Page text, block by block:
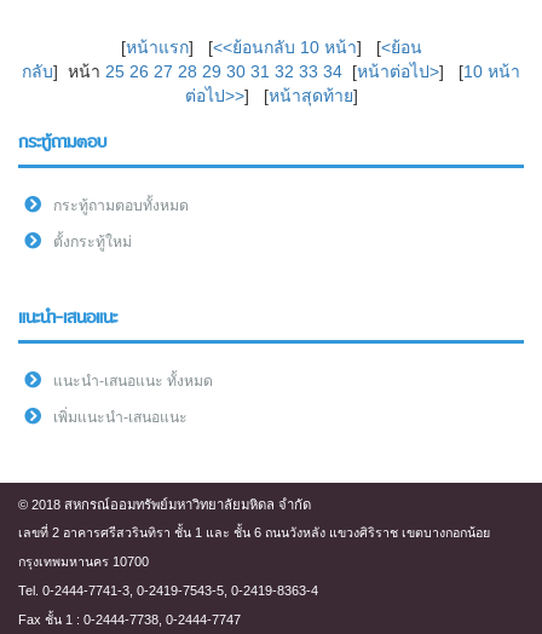
[หน้าแรก] [<<ย้อนกลับ 10 หน้า] [<ย้อน
กลับ] หน้า 25 26 27 28 29 30 31 32 33 34 [หน้าต่อไป>] [10 หน้า
ต่อไป>>] [หน้าสุดท้าย]
กระทู้ถามตอบ
กระทู้ถามตอบทั้งหมด
ตั้งกระทู้ใหม่
แนะนำ-เสนอแนะ
แนะนำ-เสนอแนะ ทั้งหมด
เพิ่มแนะนำ-เสนอแนะ
© 2018 สหกรณ์ออมทรัพย์มหาวิทยาลัยมหิดล จำกัด
เลขที่ 2 อาคารศรีสวรินทิรา ชั้น 1 และ ชั้น 6 ถนนวังหลัง แขวงศิริราช เขตบางกอกน้อย
กรุงเทพมหานคร 10700
Tel. 0-2444-7741-3, 0-2419-7543-5, 0-2419-8363-4
Fax ชั้น 1 : 0-2444-7738, 0-2444-7747